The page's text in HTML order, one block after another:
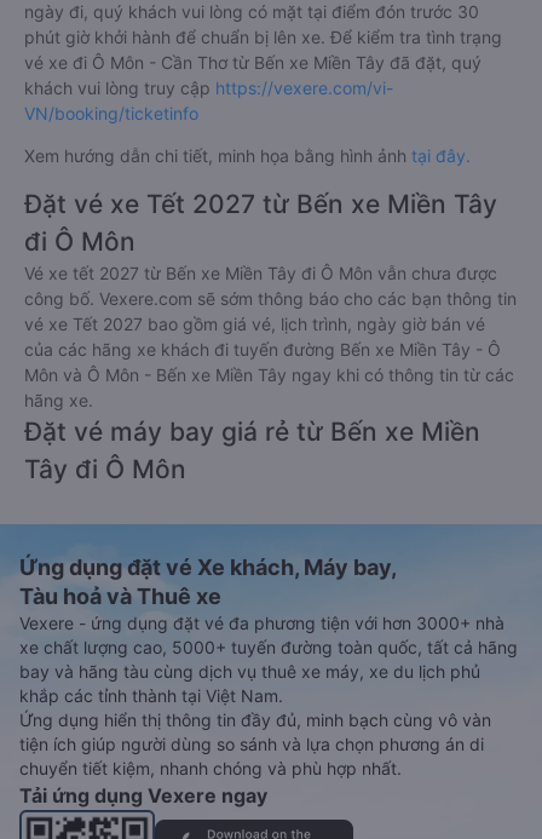
ngày đi, quý khách vui lòng có mặt tại điểm đón trước 30
phút giờ khởi hành để chuẩn bị lên xe. Để kiểm tra tình trạng
vé xe đi Ô Môn - Cần Thơ từ Bến xe Miền Tây đã đặt, quý
khách vui lòng truy cập https://vexere.com/vi-
VN/booking/ticketinfo
Xem hướng dẫn chi tiết, minh họa bằng hình ảnh tại đây.
Đặt vé xe Tết 2027 từ Bến xe Miền Tây
đi Ô Môn
Vé xe tết 2027 từ Bến xe Miền Tây đi Ô Môn vẫn chưa được
công bố. Vexere.com sẽ sớm thông báo cho các bạn thông tin
vé xe Tết 2027 bao gồm giá vé, lịch trình, ngày giờ bán vé
của các hãng xe khách đi tuyến đường Bến xe Miền Tây - Ô
Môn và Ô Môn - Bến xe Miền Tây ngay khi có thông tin từ các
hãng xe.
Đặt vé máy bay giá rẻ từ Bến xe Miền
Tây đi Ô Môn
Ứng dụng đặt vé Xe khách, Máy bay,
Tàu hoả và Thuê xe
Vexere - ứng dụng đặt vé đa phương tiện với hơn 3000+ nhà
xe chất lượng cao, 5000+ tuyến đường toàn quốc, tất cả hãng
bay và hãng tàu cùng dịch vụ thuê xe máy, xe du lịch phủ
khắp các tỉnh thành tại Việt Nam.
Ứng dụng hiển thị thông tin đầy đủ, minh bạch cùng vô vàn
tiện ích giúp người dùng so sánh và lựa chọn phương án di
chuyển tiết kiệm, nhanh chóng và phù hợp nhất.
Tải ứng dụng Vexere ngay